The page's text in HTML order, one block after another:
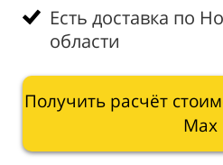
Есть доставка по
области
Получить расчёт
Мах